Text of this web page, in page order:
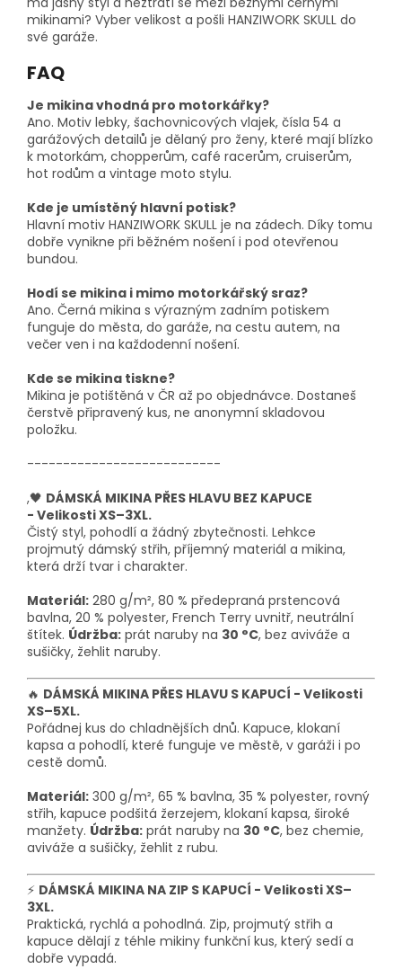
mikinami? Vyber velikost a pošli HANZIWORK SKULL do
své garáže.
FAQ
Je mikina vhodná pro motorkářky?
Ano. Motiv lebky, šachovnicových vlajek, čísla 54 a
garážových detailů je dělaný pro ženy, které mají blízko
k motorkám, chopperům, café racerům, cruiserům,
hot rodům a vintage moto stylu.
Kde je umístěný hlavní potisk?
Hlavní motiv HANZIWORK SKULL je na zádech. Díky tomu
dobře vynikne při běžném nošení i pod otevřenou
bundou.
Hodí se mikina i mimo motorkářský sraz?
Ano. Černá mikina s výrazným zadním potiskem
funguje do města, do garáže, na cestu autem, na
večer ven i na každodenní nošení.
Kde se mikina tiskne?
Mikina je potištěná v ČR až po objednávce. Dostaneš
čerstvě připravený kus, ne anonymní skladovou
položku.
---------------------------
,🖤 DÁMSKÁ MIKINA PŘES HLAVU BEZ KAPUCE
- Velikosti XS–3XL.
Čistý styl, pohodlí a žádný zbytečnosti. Lehkce
projmutý dámský střih, příjemný materiál a mikina,
která drží tvar i charakter.
Materiál: 280 g/m², 80 % předepraná prstencová
bavlna, 20 % polyester, French Terry uvnitř, neutrální
štítek. Údržba: prát naruby na 30 °C, bez aviváže a
sušičky, žehlit naruby.
🔥 DÁMSKÁ MIKINA PŘES HLAVU S KAPUCÍ - Velikosti
XS–5XL.
Pořádnej kus do chladnějších dnů. Kapuce, klokaní
kapsa a pohodlí, které funguje ve městě, v garáži i po
cestě domů.
Materiál: 300 g/m², 65 % bavlna, 35 % polyester, rovný
střih, kapuce podšitá žerzejem, klokaní kapsa, široké
manžety. Údržba: prát naruby na 30 °C, bez chemie,
aviváže a sušičky, žehlit z rubu.
⚡ DÁMSKÁ MIKINA NA ZIP S KAPUCÍ - Velikosti XS–
3XL.
Praktická, rychlá a pohodlná. Zip, projmutý střih a
kapuce dělají z téhle mikiny funkční kus, který sedí a
dobře vypadá.